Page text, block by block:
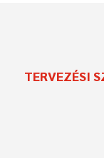
TERVEZÉSI